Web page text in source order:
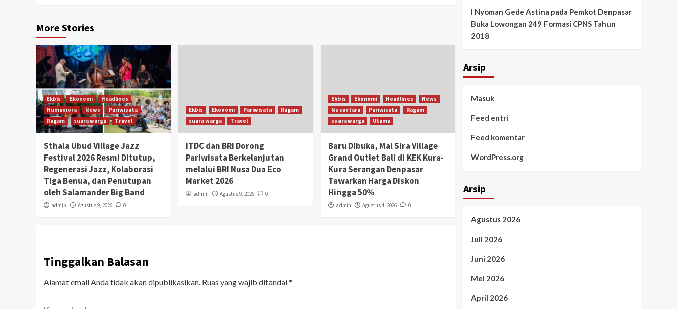
More Stories
Ekbis Ekonomi
Headlines
Humaniora
News
Pariwisata
Ragam
suara warga Travel
Sthala Ubud Village Jazz
Festival 2026 Resmi Ditutup,
Regenerasi Jazz, Kolaborasi
Tiga Benua, dan Penutupan
oleh Salamander Big Band
admin Agustus 9, 2026 0
Ekbis Ekonomi Pariwisata
Ragam
suara warga
Travel
ITDC dan BRI Dorong
Pariwisata Berkelanjutan
melalui BRI Nusa Dua Eco
Market 2026
admin Agustus 9, 2026 0
Ekbis Ekonomi Headlines
News
Nusantara
Pariwisata
Ragam
suara warga
Utama
Baru Dibuka, Mal Sira Village
Grand Outlet Bali di KEK Kura-
Kura Serangan Denpasar
Tawarkan Harga Diskon
Hingga 50%
admin Agustus 4, 2026 0
Tinggalkan Balasan
Alamat email Anda tidak akan dipublikasikan. Ruas yang wajib ditandai*
I Nyoman Gede Astina pada Pemkot Denpasar
Buka Lowongan 249 Formasi CPNS Tahun
2018
Arsip
Masuk
Feed entri
Feed komentar
WordPress.org
Arsip
Agustus 2026
Juli 2026
Juni 2026
Mei 2026
April 2026